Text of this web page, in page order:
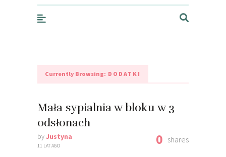
Currently Browsing: DODATKI
Mała sypialnia w bloku w 3
odsłonach
byJustyna
11 LAT AGO 0 shares